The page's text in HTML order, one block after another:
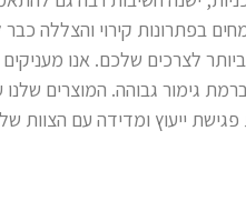
לצרכים שלכם. אנו
גימור גבוהה. המוצרים
ייעוץ ומדידה עם הצוות